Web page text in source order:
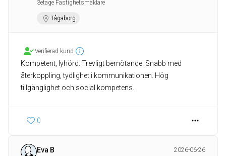
3etage Fastighetsmäklare
Tågaborg
Verifierad kund
Kompetent, lyhörd. Trevligt bemötande. Snabb med
återkoppling, tydlighet i kommunikationen. Hög
0
Eva B
2026-06-26